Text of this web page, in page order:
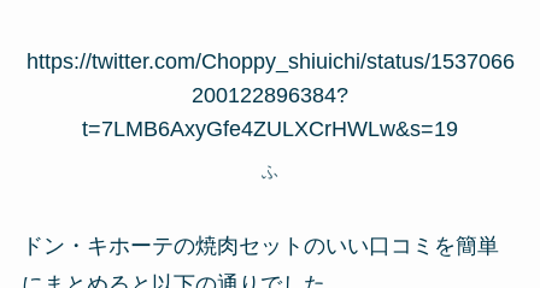
https://twitter.com/Choppy_shiuichi/status/1537066
200122896384?
t=7LMB6AxyGfe4ZULXCrHWLw&s=19
ふ
ドン・キホーテの焼肉セットのいい口コミを簡単